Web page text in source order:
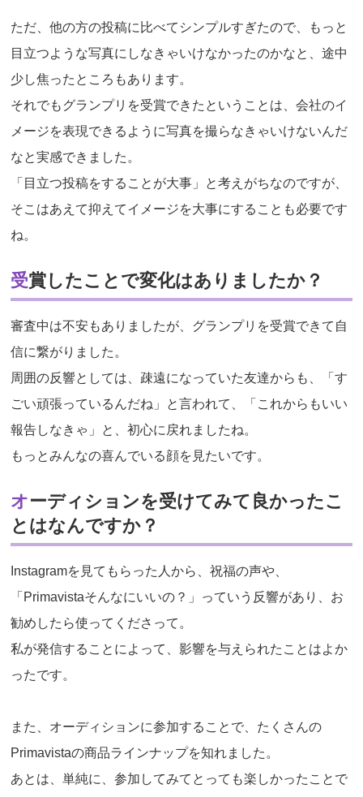
ただ、他の方の投稿に比べてシンプルすぎたので、もっと
目立つような写真にしなきゃいけなかったのかなと、途中
少し焦ったところもあります。
それでもグランプリを受賞できたということは、会社のイ
メージを表現できるように写真を撮らなきゃいけないんだ
なと実感できました。
「目立つ投稿をすることが大事」と考えがちなのですが、
そこはあえて抑えてイメージを大事にすることも必要です
ね。
受賞したことで変化はありましたか？
審査中は不安もありましたが、グランプリを受賞できて自
信に繋がりました。
周囲の反響としては、疎遠になっていた友達からも、「す
ごい頑張っているんだね」と言われて、「これからもいい
報告しなきゃ」と、初心に戻れましたね。
もっとみんなの喜んでいる顔を見たいです。
オーディションを受けてみて良かったこ
とはなんですか？
Instagramを見てもらった人から、祝福の声や、
「Primavistaそんなにいいの？」っていう反響があり、お
勧めしたら使ってくださって。
私が発信することによって、影響を与えられたことはよか
ったです。
また、オーディションに参加することで、たくさんの
Primavistaの商品ラインナップを知れました。
あとは、単純に、参加してみてとっても楽しかったことで